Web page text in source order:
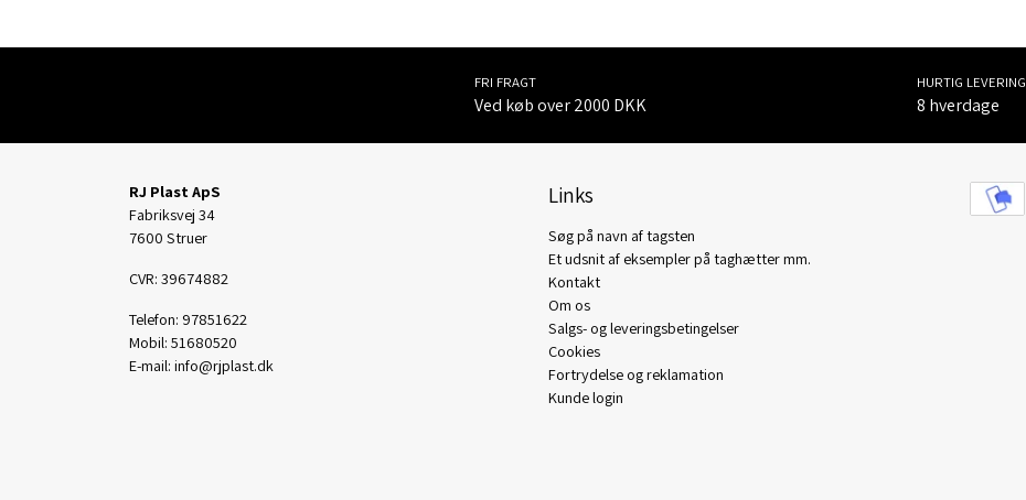
FRI FRAGT
Ved køb over 2000 DKK
HURTIG LEVERING
8 hverdage
RJ Plast ApS
Fabriksvej 34
7600 Struer
CVR: 39674882
Telefon: 97851622
Mobil: 51680520
E-mail: info@rjplast.dk
Links
Søg på navn af tagsten
Et udsnit af eksempler på taghætter mm.
Kontakt
Om os
Salgs- og leveringsbetingelser
Cookies
Fortrydelse og reklamation
Kunde login